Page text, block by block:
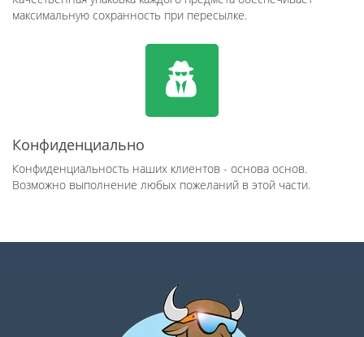
максимальную сохранность при пересылке.
Конфиденциально
Конфиденциальность наших клиентов - основа основ.
Возможно выполнение любых пожеланий в этой части.